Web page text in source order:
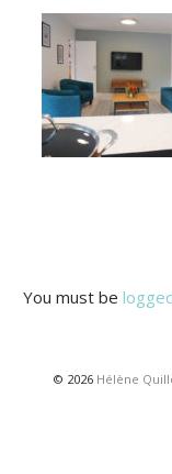
You must be
© 2026 Hélène